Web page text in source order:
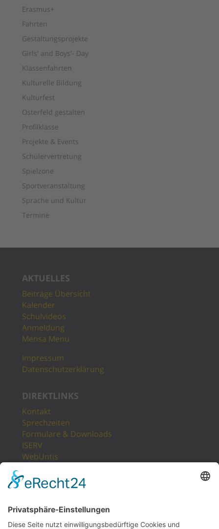
Erasmus+
Fahrten
Gestaltungsprojekte
Girls' and Boys'- Day
Klassenfahrten
Kulturelle Bildung
Kulturfest
Osterfeld gestalten
Profilklasse
Projekte & Events
Schülervertretung
Spielzone
Sportveranstaltung
Sprache und Kultur
Termine
AKTUELLES
Beiträge Übersicht
Kalender
Schulvideos
Anmeldung
Mensa Menu
Impressum
Datenschutzerklärung
DIREKTLINKS
Kontakt
Sprechzeiten
Formulare & Downloads
ISERV
WebUntis
LogIn
Sitemap
POSTANSCHRIFT